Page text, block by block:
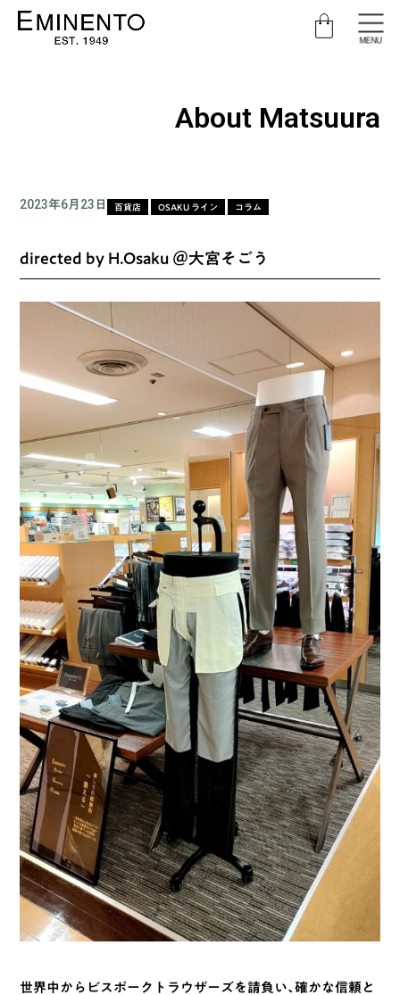
MENU
About Matsuura
2023年6月23日 百貨店 OSAKU ライン コラム
directed by H.Osaku ＠大宮そごう
世界中からビスポークトラウザーズを請負い、確かな信頼と